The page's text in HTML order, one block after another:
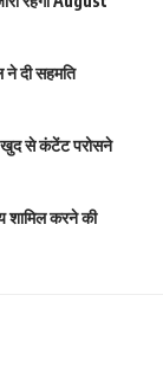
ने दी सहमति
खुद से कंटेंट परोसने
शामिल करने की